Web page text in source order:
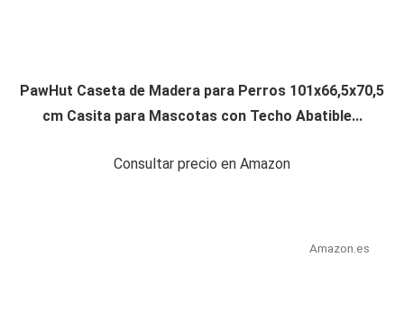
PawHut Caseta de Madera para Perros 101x66,5x70,5
cm Casita para Mascotas con Techo Abatible...
Consultar precio en Amazon
Amazon.es